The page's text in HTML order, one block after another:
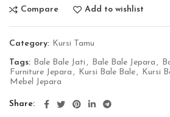
Compare Add to wishlist
Category: Kursi Tamu
Tags: Bale Bale Jati , Bale Bale Jepara ,
Furniture Jepara , Kursi Bale Bale , Kursi
Mebel Jepara
Share